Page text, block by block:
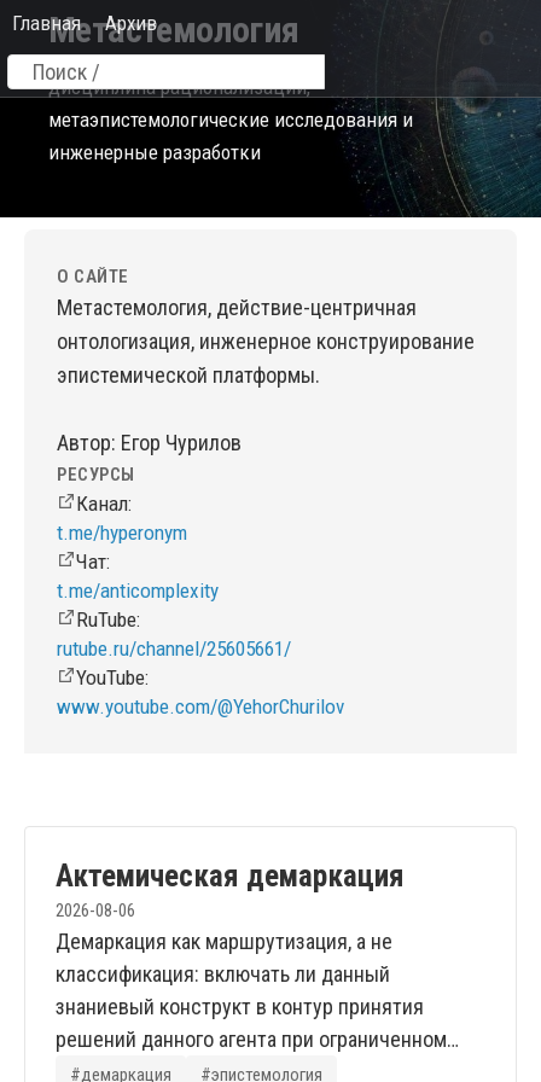
Метастемология
дисциплина рационализации,
метаэпистемологические исследования и
инженерные разработки
Главная Архив
О САЙТЕ
Метастемология, действие-центричная
онтологизация, инженерное конструирование
эпистемической платформы.
Автор: Егор Чурилов
РЕСУРСЫ
Канал:
t.me/hyperonym
Чат:
t.me/anticomplexity
RuTube:
rutube.ru/channel/25605661/
YouTube:
www.youtube.com/@YehorChurilov
Актемическая демаркация
2026-08-06
Демаркация как маршрутизация, а не
классификация: включать ли данный
знаниевый конструкт в контур принятия
решений данного агента при ограниченном
ресурсе внимания. Пять границ: проекция на
#демаркация
#эпистемология